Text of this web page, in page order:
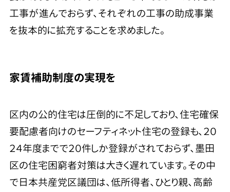
工事が進んでおらず、それぞれの工事の助成事業
を抜本的に拡充することを求めました。
家賃補助制度の実現を
区内の公的住宅は圧倒的に不足しており、住宅確保
要配慮者向けのセーフティネット住宅の登録も、２０
２４年度までで２０件しか登録がされておらず、墨田
区の住宅困窮者対策は大きく遅れています。その中
で日本共産党区議団は、低所得者、ひとり親、高齢